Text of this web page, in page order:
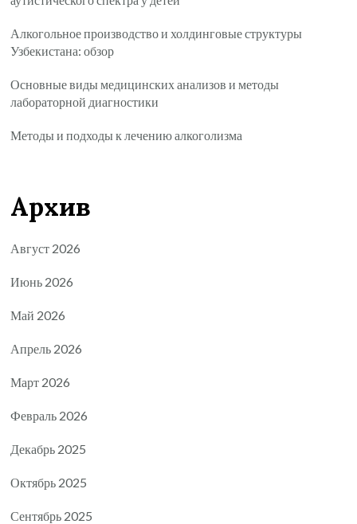
Алкогольное производство и холдинговые структуры
Узбекистана: обзор
Основные виды медицинских анализов и методы
лабораторной диагностики
Методы и подходы к лечению алкоголизма
Архив
Август 2026
Июнь 2026
Май 2026
Апрель 2026
Март 2026
Февраль 2026
Декабрь 2025
Октябрь 2025
Сентябрь 2025